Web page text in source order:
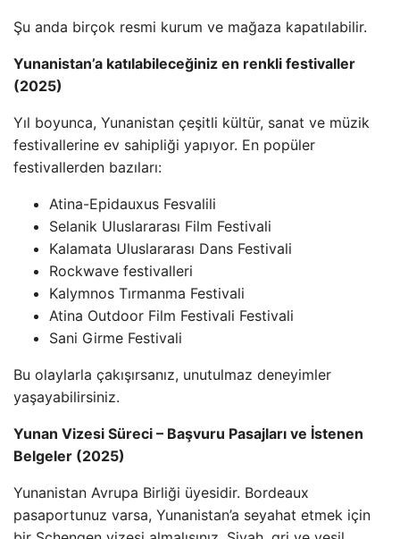
Şu anda birçok resmi kurum ve mağaza kapatılabilir.
Yunanistan’a katılabileceğiniz en renkli festivaller
(2025)
Yıl boyunca, Yunanistan çeşitli kültür, sanat ve müzik
festivallerine ev sahipliği yapıyor. En popüler
festivallerden bazıları:
Atina-Epidauxus Fesvalili
Selanik Uluslararası Film Festivali
Kalamata Uluslararası Dans Festivali
Rockwave festivalleri
Kalymnos Tırmanma Festivali
Atina Outdoor Film Festivali Festivali
Sani Girme Festivali
Bu olaylarla çakışırsanız, unutulmaz deneyimler
yaşayabilirsiniz.
Yunan Vizesi Süreci – Başvuru Pasajları ve İstenen
Belgeler (2025)
Yunanistan Avrupa Birliği üyesidir. Bordeaux
pasaportunuz varsa, Yunanistan’a seyahat etmek için